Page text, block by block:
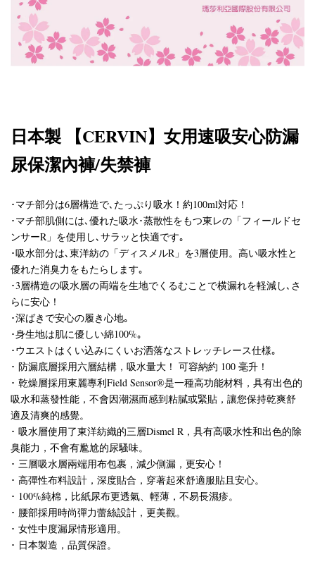
日本製 【CERVIN】 女用速吸安心防漏
尿保潔內褲/失禁褲
･マチ部分は6層構造で､たっぷり吸水！約100ml対応！
･マチ部肌側には､優れた吸水･蒸散性をもつ東レの「フィールドセ
ンサーR」を使用し､サラッと快適です｡
･吸水部分は､東洋紡の「ディスメルR」を3層使用。高い吸水性と
優れた消臭力をもたらします｡
･3層構造の吸水層の両端を生地でくるむことで横漏れを軽減し､さ
らに安心！
･深ばきで安心の履き心地｡
･身生地は肌に優しい綿100%｡
･ウエストはくい込みにくいお洒落なストレッチレース仕様｡
･ 防漏底層採用六層結構，吸水量大！ 可容納約 100 毫升！
･ 乾燥層採用東麗專利Field Sensor®是一種高功能材料，具有出色的
吸水和蒸發性能，不會因潮濕而感到粘膩或緊貼，讓您保持乾爽舒
適及清爽的感覺。
･ 吸水層使用了東洋紡織的三層Dismel R，具有高吸水性和出色的除
臭能力，不會有尷尬的尿騷味。
･ 三層吸水層兩端用布包裹，減少側漏，更安心！
･ 高彈性布料設計，深度貼合，穿著起來舒適服貼且安心。
･ 100%純棉，比紙尿布更透氣、輕薄，不易長濕疹。
･ 腰部採用時尚彈力蕾絲設計，更美觀。
･ 女性中度漏尿情形適用。
･ 日本製造，品質保證。